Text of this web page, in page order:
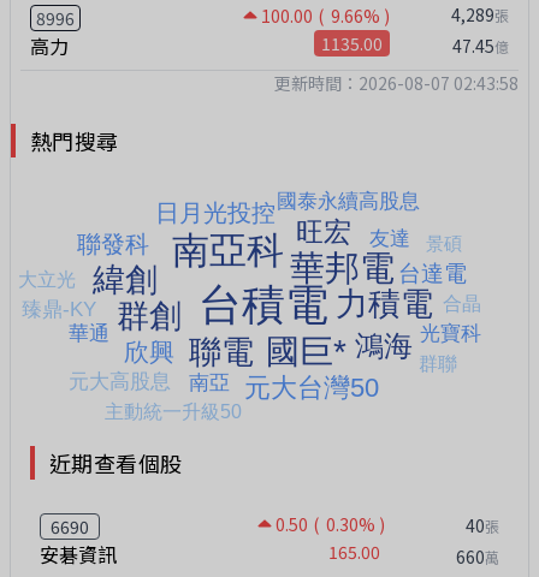
8996 100.00 ( 9.66% )
高力 1135.00
4,289張
47.45億
更新時間：2026-08-07 02:43:58
熱門搜尋
近期查看個股
6690 0.50 ( 0.30% )
安碁資訊 165.00
40張
660萬